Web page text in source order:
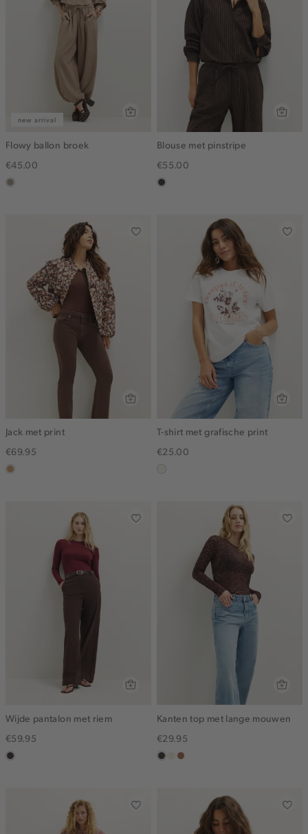
new arrival
Flowy ballon broek
€45.00
taupe,
Blouse met pinstripe
€55.00
choco
Jack met print
€69.95
camel
T-shirt met grafische print
€25.00
Wijde pantalon met riem
€59.95
choco
Kanten top met lange mouwen
€29.95
choco
ecruterracotta